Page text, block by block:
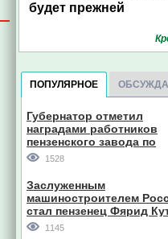
будет прежней
ПОПУЛЯРНОЕ
Губернатор отметил
наградами работников
пензенского завода по
производству станков
1528
Заслуженным
машиностроителем
стал пензенец Фярид
1145